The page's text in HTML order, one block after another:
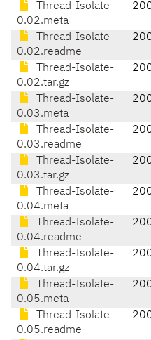
Thread-Isolate-
0.02.meta
Thread-Isolate-
0.02.readme
Thread-Isolate-
0.02.tar.gz
Thread-Isolate-
0.03.meta
Thread-Isolate-
0.03.readme
Thread-Isolate-
0.03.tar.gz
Thread-Isolate-
0.04.meta
Thread-Isolate-
0.04.readme
Thread-Isolate-
0.04.tar.gz
Thread-Isolate-
0.05.meta
Thread-Isolate-
0.05.readme